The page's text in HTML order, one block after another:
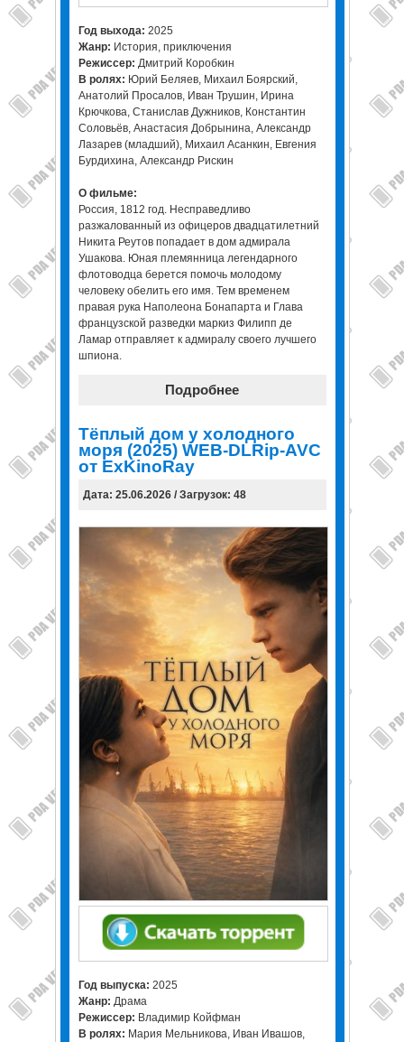
Год выхода: 2025
Жанр: История, приключения
Режиссер: Дмитрий Коробкин
В ролях: Юрий Беляев, Михаил Боярский,
Анатолий Просалов, Иван Трушин, Ирина
Крючкова, Станислав Дужников, Константин
Соловьёв, Анастасия Добрынина, Александр
Лазарев (младший), Михаил Асанкин, Евгения
Бурдихина, Александр Рискин
О фильме:
Россия, 1812 год. Несправедливо
разжалованный из офицеров двадцатилетний
Никита Реутов попадает в дом адмирала
Ушакова. Юная племянница легендарного
флотоводца берется помочь молодому
человеку обелить его имя. Тем временем
правая рука Наполеона Бонапарта и Глава
французской разведки маркиз Филипп де
Ламар отправляет к адмиралу своего лучшего
шпиона.
Подробнее
Тёплый дом у холодного
моря (2025) WEB-DLRip-AVC
от ExKinoRay
Дата: 25.06.2026 / Загрузок: 48
Год выпуска: 2025
Жанр: Драма
Режиссер: Владимир Койфман
В ролях: Мария Мельникова, Иван Ивашов,